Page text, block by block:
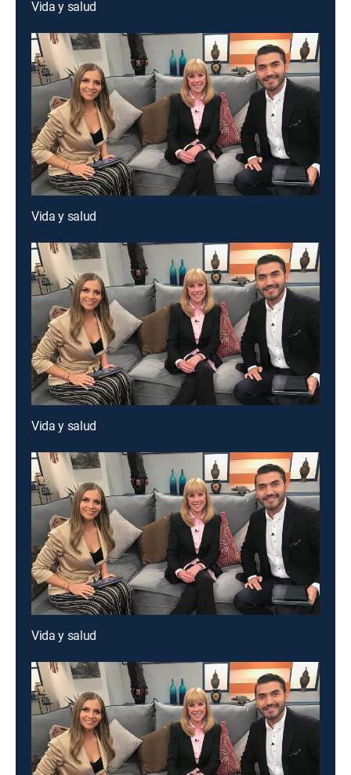
Vida y salud
Vida y salud
Vida y salud
Vida y salud